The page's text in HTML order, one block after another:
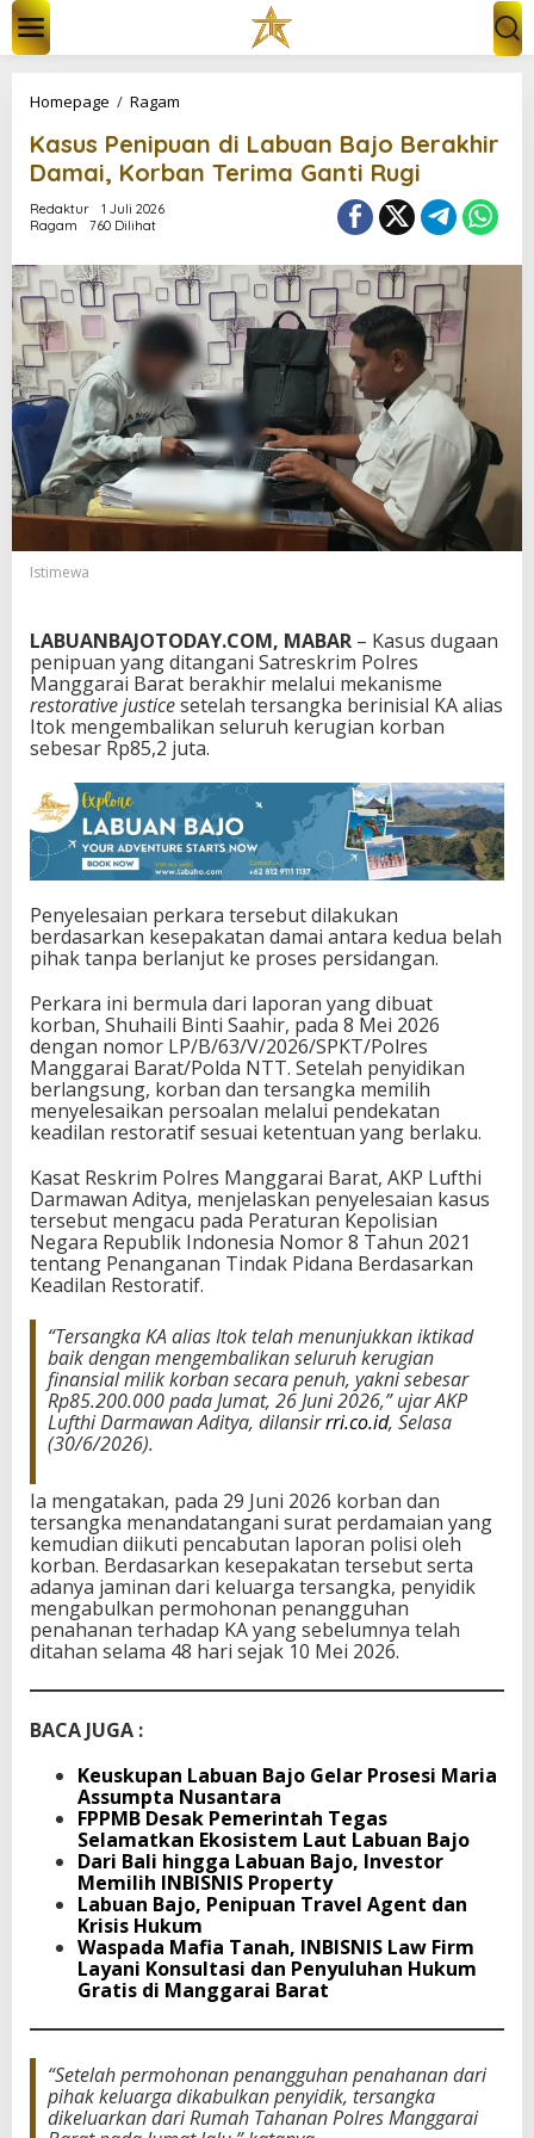
w
Homepage / Ragam
s
u
s
i
p
u
a
n
d
i
L
a
b
a
n
B
B
e
r
a
k
h
r
a
m
a
,
K
o
b
a
n
T
e
r
i
a
G
a
n
t
i
u
g
i
Kasus Penipuan di Labuan Bajo Berakhir
Damai, Korban Terima Ganti Rugi
Redaktur
1 Juli 2026
Ragam
760 Dilihat
Istimewa
LABUANBAJOTODAY.COM, MABAR – Kasus dugaan
penipuan yang ditangani Satreskrim Polres
Manggarai Barat berakhir melalui mekanisme
restorative justicesetelah tersangka berinisial KA alias
Itok mengembalikan seluruh kerugian korban
sebesar Rp85,2 juta.
Penyelesaian perkara tersebut dilakukan
berdasarkan kesepakatan damai antara kedua belah
pihak tanpa berlanjut ke proses persidangan.
Perkara ini bermula dari laporan yang dibuat
korban, Shuhaili Binti Saahir, pada 8 Mei 2026
dengan nomor LP/B/63/V/2026/SPKT/Polres
Manggarai Barat/Polda NTT. Setelah penyidikan
berlangsung, korban dan tersangka memilih
menyelesaikan persoalan melalui pendekatan
keadilan restoratif sesuai ketentuan yang berlaku.
Kasat Reskrim Polres Manggarai Barat, AKP Lufthi
Darmawan Aditya, menjelaskan penyelesaian kasus
tersebut mengacu pada Peraturan Kepolisian
Negara Republik Indonesia Nomor 8 Tahun 2021
tentang Penanganan Tindak Pidana Berdasarkan
Keadilan Restoratif.
“Tersangka KA alias Itok telah menunjukkan iktikad
baik dengan mengembalikan seluruh kerugian
finansial milik korban secara penuh, yakni sebesar
Rp85.200.000 pada Jumat, 26 Juni 2026,” ujar AKP
Lufthi Darmawan Aditya, dilansirrri.co.id, Selasa
(30/6/2026).
Ia mengatakan, pada 29 Juni 2026 korban dan
tersangka menandatangani surat perdamaian yang
kemudian diikuti pencabutan laporan polisi oleh
korban. Berdasarkan kesepakatan tersebut serta
adanya jaminan dari keluarga tersangka, penyidik
mengabulkan permohonan penangguhan
penahanan terhadap KA yang sebelumnya telah
ditahan selama 48 hari sejak 10 Mei 2026.
BACA JUGA :
Keuskupan Labuan Bajo Gelar Prosesi Maria
Assumpta Nusantara
FPPMB Desak Pemerintah Tegas
Selamatkan Ekosistem Laut Labuan Bajo
Dari Bali hingga Labuan Bajo, Investor
Memilih INBISNIS Property
Labuan Bajo, Penipuan Travel Agent dan
Krisis Hukum
Waspada Mafia Tanah, INBISNIS Law Firm
Layani Konsultasi dan Penyuluhan Hukum
Gratis di Manggarai Barat
“Setelah permohonan penangguhan penahanan dari
pihak keluarga dikabulkan penyidik, tersangka
dikeluarkan dari Rumah Tahanan Polres Manggarai